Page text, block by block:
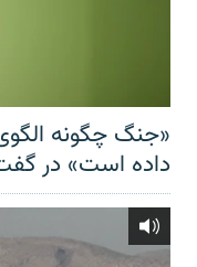
«جنگ چگونه الگوی
داده است» در